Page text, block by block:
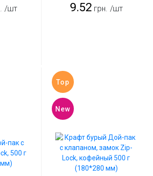
/шт 9.52 грн. /шт
Top
New